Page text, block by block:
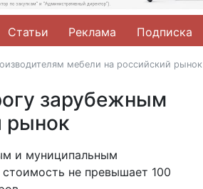
Статьи Реклама Подписка
мебели на российский рынок
зарубежным
рынок
и муниципальным
не превышает 100